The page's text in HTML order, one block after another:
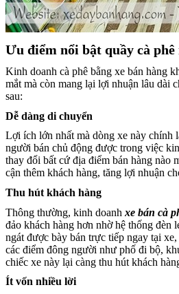
Ưu điểm nổi bật quầy cà
Kinh doanh cà phê bằng xe bán hàng
mắt mà còn mang lại lợi nhuận lâu dài
sau:
Dễ dàng di chuyển
Lợi ích lớn nhất mà dòng xe này chính
người bán chủ động được trong việc
thay đổi bất cứ địa điểm bán hàng nào
cận thêm khách hàng, tăng lợi nhuận
Thu hút khách hàng
Thông thường, kinh doanh xe bán cà
đảo khách hàng hơn nhờ hệ thống đèn
ngát được bày bán trực tiếp ngay tại
các điểm đông người như phố đi bộ,
chiếc xe này lại càng thu hút khách
Ít vốn nhiều lời